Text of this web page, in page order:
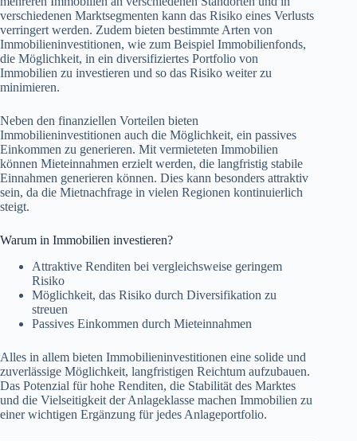
verschiedenen Marktsegmenten kann das Risiko eines Verlusts
verringert werden. Zudem bieten bestimmte Arten von
Immobilieninvestitionen, wie zum Beispiel Immobilienfonds,
die Möglichkeit, in ein diversifiziertes Portfolio von
Immobilien zu investieren und so das Risiko weiter zu
minimieren.
Neben den finanziellen Vorteilen bieten
Immobilieninvestitionen auch die Möglichkeit, ein passives
Einkommen zu generieren. Mit vermieteten Immobilien
können Mieteinnahmen erzielt werden, die langfristig stabile
Einnahmen generieren können. Dies kann besonders attraktiv
sein, da die Mietnachfrage in vielen Regionen kontinuierlich
steigt.
Warum in Immobilien investieren?
Attraktive Renditen bei vergleichsweise geringem
Risiko
Möglichkeit, das Risiko durch Diversifikation zu
streuen
Passives Einkommen durch Mieteinnahmen
Alles in allem bieten Immobilieninvestitionen eine solide und
zuverlässige Möglichkeit, langfristigen Reichtum aufzubauen.
Das Potenzial für hohe Renditen, die Stabilität des Marktes
und die Vielseitigkeit der Anlageklasse machen Immobilien zu
einer wichtigen Ergänzung für jedes Anlageportfolio.